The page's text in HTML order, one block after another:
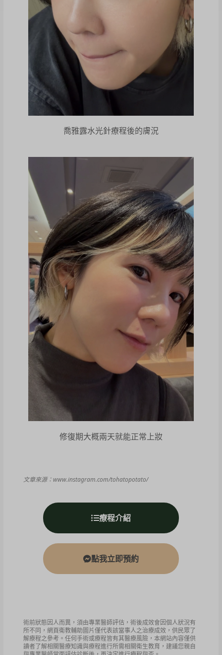
喬雅露水光針療程後的膚況
修復期大概兩天就能正常上妝
文章來源：www.instagram.com/tohatopotato/
療程介紹
點我立即預約
術前狀態因人而異，須由專業醫師評估，術後成效會因個人狀況有
所不同，網頁衛教輔助圖片僅代表該當事人之治療成效，供民眾了
解療程之參考。任何手術或療程皆有其醫療風險，本網站內容僅供
讀者了解相關醫療知識與療程進行所需相關衛生教育，建議您親自